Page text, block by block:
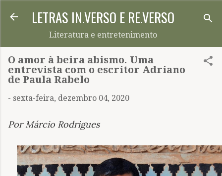
Pular para o conteúdo principal
LETRAS IN.VERSO E RE.VERSO
Literatura e entretenimento
O amor à beira abismo. Uma
entrevista com o escritor Adriano
de Paula Rabelo
- sexta-feira, dezembro 04, 2020
Por Márcio Rodrigues